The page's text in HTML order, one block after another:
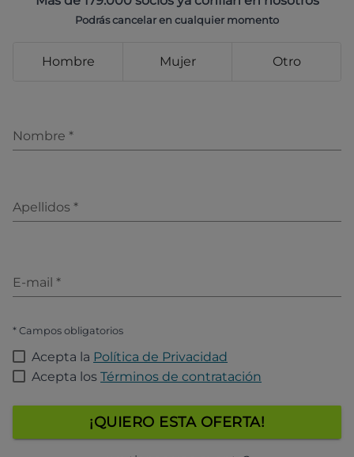
Podrás cancelar en cualquier momento
Hombre Mujer Otro
Nombre *
Apellidos *
E-mail *
* Campos obligatorios
Acepta la Política de Privacidad
Acepta los Términos de contratación
¡QUIERO ESTA OFERTA!